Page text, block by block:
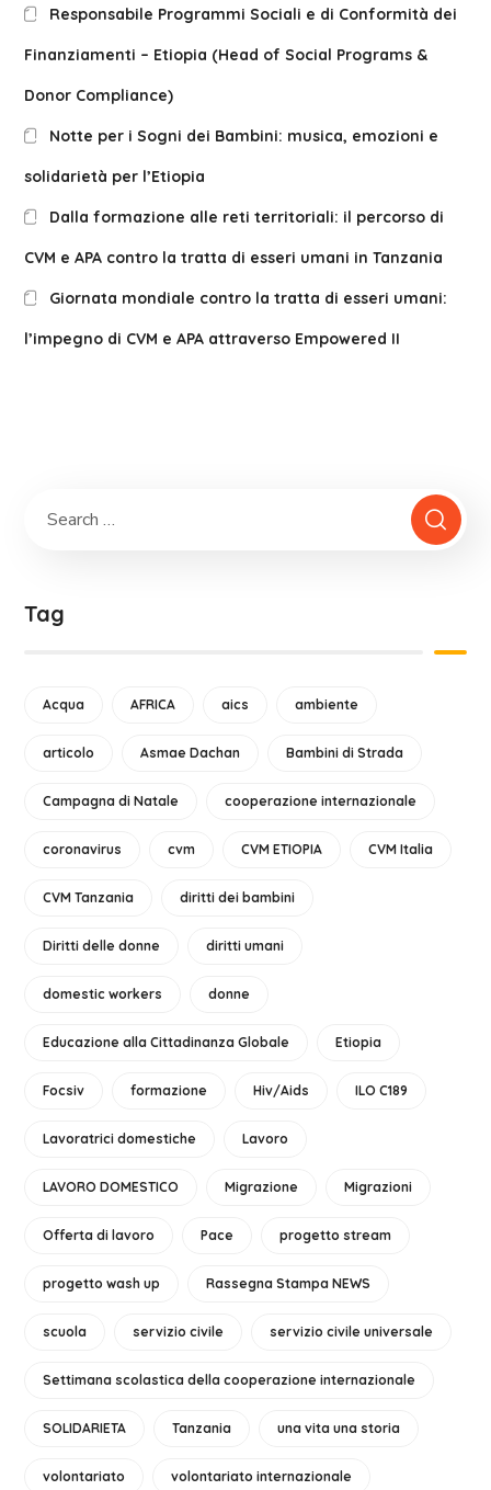
Responsabile Programmi Sociali e di Conformità dei
Finanziamenti – Etiopia (Head of Social Programs &
Donor Compliance)
Notte per i Sogni dei Bambini: musica, emozioni e
solidarietà per l’Etiopia
Dalla formazione alle reti territoriali: il percorso di
CVM e APA contro la tratta di esseri umani in Tanzania
Giornata mondiale contro la tratta di esseri umani:
l’impegno di CVM e APA attraverso Empowered II
Tag
Acqua AFRICA aics ambiente
articolo Asmae Dachan Bambini di Strada
Campagna di Natale cooperazione internazionale
coronavirus cvm CVM ETIOPIA CVM Italia
CVM Tanzania diritti dei bambini
Diritti delle donne diritti umani
domestic workers donne
Educazione alla Cittadinanza Globale Etiopia
Focsiv formazione Hiv/Aids ILO C189
Lavoratrici domestiche Lavoro
LAVORO DOMESTICO Migrazione Migrazioni
Offerta di lavoro Pace progetto stream
progetto wash up Rassegna Stampa NEWS
scuola servizio civile servizio civile universale
Settimana scolastica della cooperazione internazionale
SOLIDARIETA Tanzania una vita una storia
volontariato volontariato internazionale